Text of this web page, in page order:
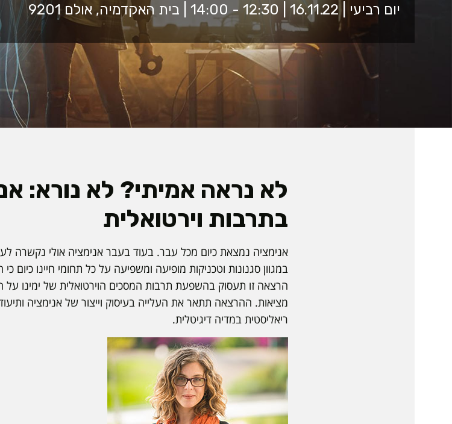
יום רביעי | 16.11.22 | 12:30 - 14:00 | בית האקדמיה, אולם 9201
לא נראה אמיתי? לא נורא:
בתרבות וירטואלית
אנימציה נמצאת כיום מכל עבר. בעוד בעבר אנימציה אולי נקשרה
במגוון סגנונות וטכניקות מופיעה ומשפיעה על כל תחומי חיינו
הרצאה זו תעסוק בהשפעת תרבות המסכים הוירטואלית של ימינו
מציאות. ההרצאה תתאר את העלייה בעיסוק וייצור של אנימציה
ריאליסטית במדיה דיגיטלית.